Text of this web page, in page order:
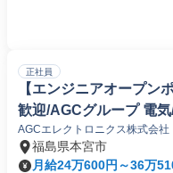
正社員
【エンジニアオープン
歓迎/AGCグループ 電
AGCエレクトロニクス株式会社
福島県本宮市
月給24万600円～36万